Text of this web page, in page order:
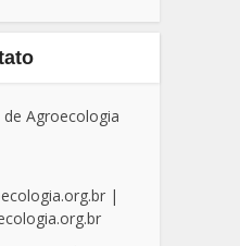
Agroecologia
|